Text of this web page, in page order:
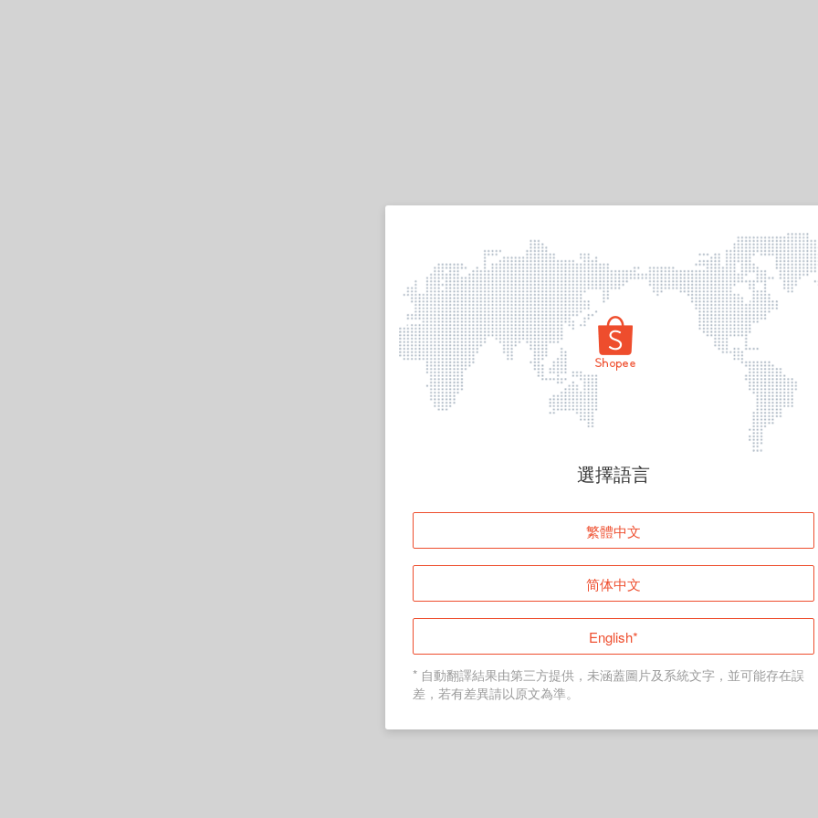
頁面無法顯示
登入
返回首頁
選擇語言
繁體中文
简体中文
English*
* 自動翻譯結果由第三方提供，未涵蓋圖片及系統文字，並可能存在誤
差，若有差異請以原文為準。